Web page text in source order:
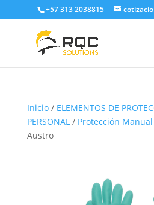
+57 313 2038815
Inicio/ ELEMENTOS DE
PERSONAL/ Protección Manual
Austro